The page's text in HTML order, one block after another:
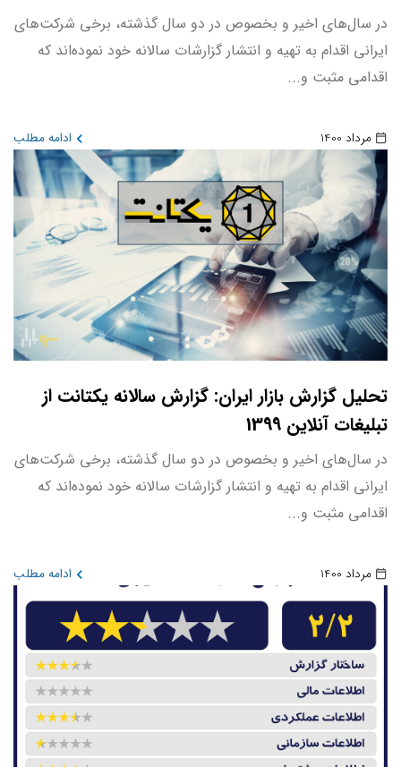
در سال‌های اخیر و بخصوص در دو سال گذشته، برخی شرکت‌های
ایرانی اقدام به تهیه و انتشار گزارشات سالانه خود نموده‌اند که
اقدامی مثبت و...
مرداد 1400 ادامه مطلب
تحلیل گزارش بازار ایران: گزارش سالانه یکتانت از
تبلیغات آنلاین 1399
در سال‌های اخیر و بخصوص در دو سال گذشته، برخی شرکت‌های
ایرانی اقدام به تهیه و انتشار گزارشات سالانه خود نموده‌اند که
اقدامی مثبت و...
مرداد 1400 ادامه مطلب